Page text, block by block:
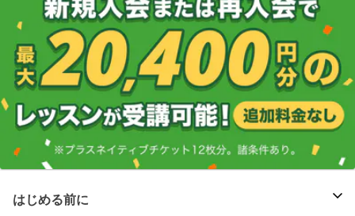
はじめる前に